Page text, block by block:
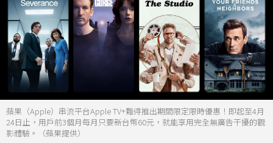
蘋果（Apple）串流平台Apple TV+難得推出期間限定限時優惠！即起至4月
24日止，用戶前3個月每月只要新台幣60元，就能享用完全無廣告干擾的觀
影體驗。（蘋果提供）